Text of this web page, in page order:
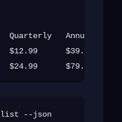
Annual
$39.99